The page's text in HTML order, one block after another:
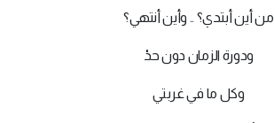
من أين أبتدي؟ .. وأين أنتهي؟
ودورة الزمان دون حدْ
وكل ما في غربتي